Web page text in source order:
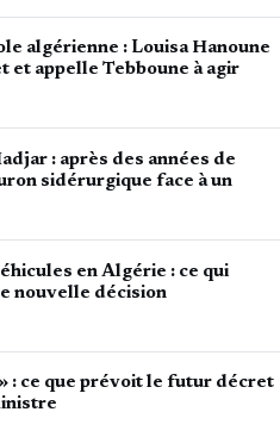
algérienne : Louisa Hanoune
et appelle Tebboune à agir
: après des années de
sidérurgique face à un
en Algérie : ce qui
nouvelle décision
» : ce que prévoit le futur décret